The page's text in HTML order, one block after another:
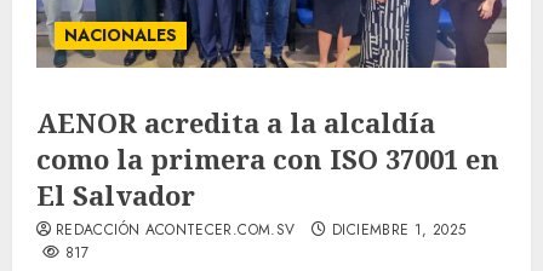
NACIONALES
AENOR acredita a la alcaldía
como la primera con ISO 37001 en
El Salvador
REDACCIÓN ACONTECER.COM.SV
DICIEMBRE 1, 2025
817